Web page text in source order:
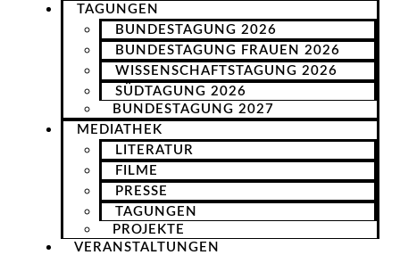
TAGUNGEN
BUNDESTAGUNG 2026
BUNDESTAGUNG FRAUEN 2026
WISSENSCHAFTSTAGUNG 2026
SÜDTAGUNG 2026
BUNDESTAGUNG 2027
MEDIATHEK
LITERATUR
FILME
PRESSE
TAGUNGEN
PROJEKTE
VERANSTALTUNGEN